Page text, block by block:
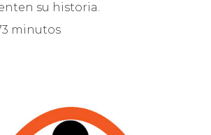
su historia.
minutos